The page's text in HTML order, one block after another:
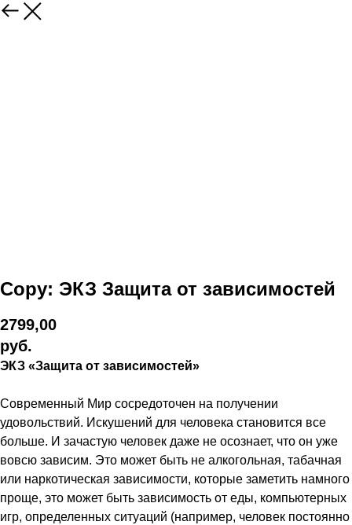
Copy: ЭКЗ Защита от зависимостей
2799,00
руб.
ЭКЗ «Защита от зависимостей»
Современный Мир сосредоточен на получении
удовольствий. Искушений для человека становится все
больше. И зачастую человек даже не осознает, что он уже
вовсю зависим. Это может быть не алкогольная, табачная
или наркотическая зависимости, которые заметить намного
проще, это может быть зависимость от еды, компьютерных
игр, определенных ситуаций (например, человек постоянно